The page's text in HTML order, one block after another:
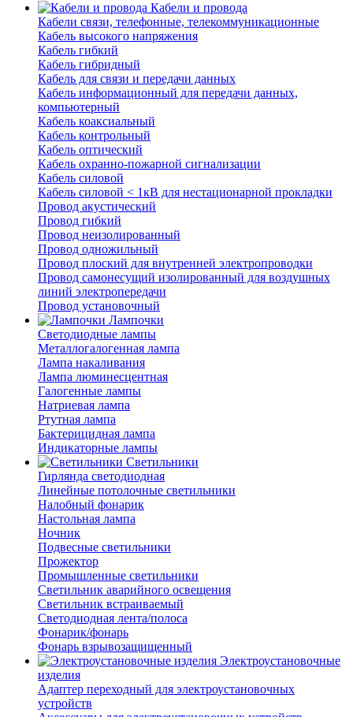
Кабели и провода
Кабели связи, телефонные, телекоммуникационные
Кабель высокого напряжения
Кабель гибкий
Кабель гибридный
Кабель для связи и передачи данных
Кабель информационный для передачи данных,
компьютерный
Кабель коаксиальный
Кабель контрольный
Кабель оптический
Кабель охранно-пожарной сигнализации
Кабель силовой
Кабель силовой < 1кВ для нестационарной прокладки
Провод акустический
Провод гибкий
Провод неизолированный
Провод одножильный
Провод плоский для внутренней электропроводки
Провод самонесущий изолированный для воздушных
линий электропередачи
Провод установочный
Лампочки
Светодиодные лампы
Металлогалогенная лампа
Лампа накаливания
Лампа люминесцентная
Галогенные лампы
Натриевая лампа
Ртутная лампа
Бактерицидная лампа
Индикаторные лампы
Светильники
Гирлянда светодиодная
Линейные потолочные светильники
Налобный фонарик
Настольная лампа
Ночник
Подвесные светильники
Прожектор
Промышленные светильники
Светильник аварийного освещения
Светильник встраиваемый
Светодиодная лента/полоса
Фонарик/фонарь
Фонарь взрывозащищенный
Электроустановочные
изделия
Адаптер переходный для электроустановочных
устройств